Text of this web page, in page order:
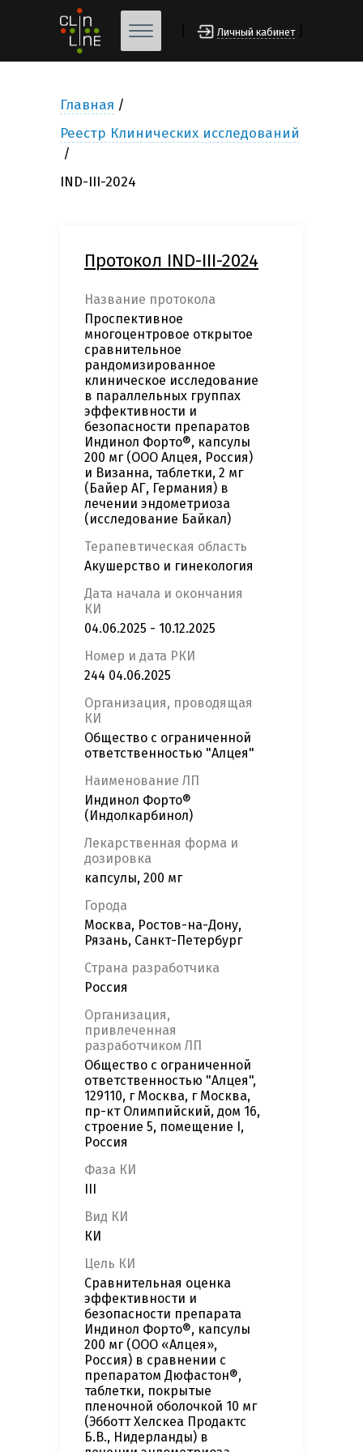
Личный кабинет
Главная
Реестр Клинических исследований
IND-III-2024
Протокол IND-III-2024
Название протокола
Проспективное
многоцентровое открытое
сравнительное
рандомизированное
клиническое исследование
в параллельных группах
эффективности и
безопасности препаратов
Индинол Форто®, капсулы
200 мг (ООО Алцея, Россия)
и Визанна, таблетки, 2 мг
(Байер АГ, Германия) в
лечении эндометриоза
(исследование Байкал)
Терапевтическая область
Акушерство и гинекология
Дата начала и окончания
КИ
04.06.2025 - 10.12.2025
Номер и дата РКИ
244 04.06.2025
Организация, проводящая
КИ
Общество с ограниченной
ответственностью "Алцея"
Наименование ЛП
Индинол Форто®
(Индолкарбинол)
Лекарственная форма и
дозировка
капсулы, 200 мг
Города
Москва, Ростов-на-Дону,
Рязань, Санкт-Петербург
Страна разработчика
Россия
Организация,
привлеченная
разработчиком ЛП
Общество с ограниченной
ответственностью "Алцея",
129110, г Москва, г Москва,
пр-кт Олимпийский, дом 16,
строение 5, помещение I,
Россия
Фаза КИ
Вид КИ
КИ
Цель КИ
Сравнительная оценка
эффективности и
безопасности препарата
Индинол Форто®, капсулы
200 мг (ООО «Алцея»,
Россия) в сравнении с
препаратом Дюфастон®,
таблетки, покрытые
пленочной оболочкой 10 мг
(Эбботт Хелскеа Продактс
Б.В., Нидерланды) в